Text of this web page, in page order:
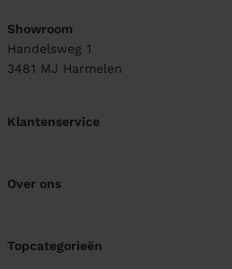
Showroom
Handelsweg 1
3481 MJ Harmelen
Klantenservice
Over ons
Topcategorieën